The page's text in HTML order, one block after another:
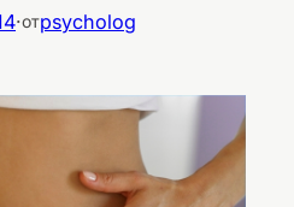
·отpsycholog